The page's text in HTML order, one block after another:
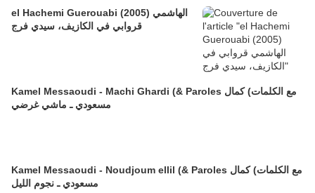
el Hachemi Guerouabi (2005) الهاشمي
قروابي في الكازيف، سيدي فرج
Kamel Messaoudi - Machi Ghardi (& Paroles مع الكلمات) كمال
مسعودي ـ ماشي غرضي
Kamel Messaoudi - Noudjoum ellil (& Paroles مع الكلمات) كمال
مسعودي ـ نجوم الليل